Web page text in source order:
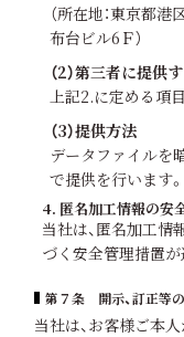
（所在地：東京都
布台ビル6Ｆ）
（2）第三者に提供
上記2.に定める項目
（3）提供方法
データファイルを
で提供を行います。
4. 匿名加工情報の安
当社は、匿名加工情
づく安全管理措置
第７条 開示、訂正等
当社は、お客様ご本